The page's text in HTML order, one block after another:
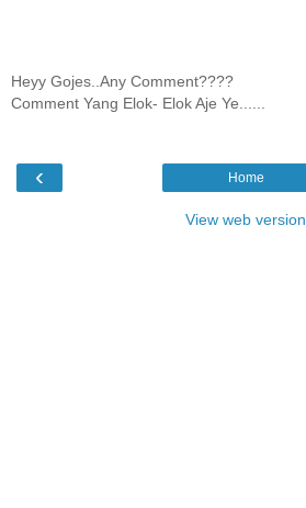
Heyy Gojes..Any Comment????
Comment Yang Elok- Elok Aje Ye......
‹ Home
View web version